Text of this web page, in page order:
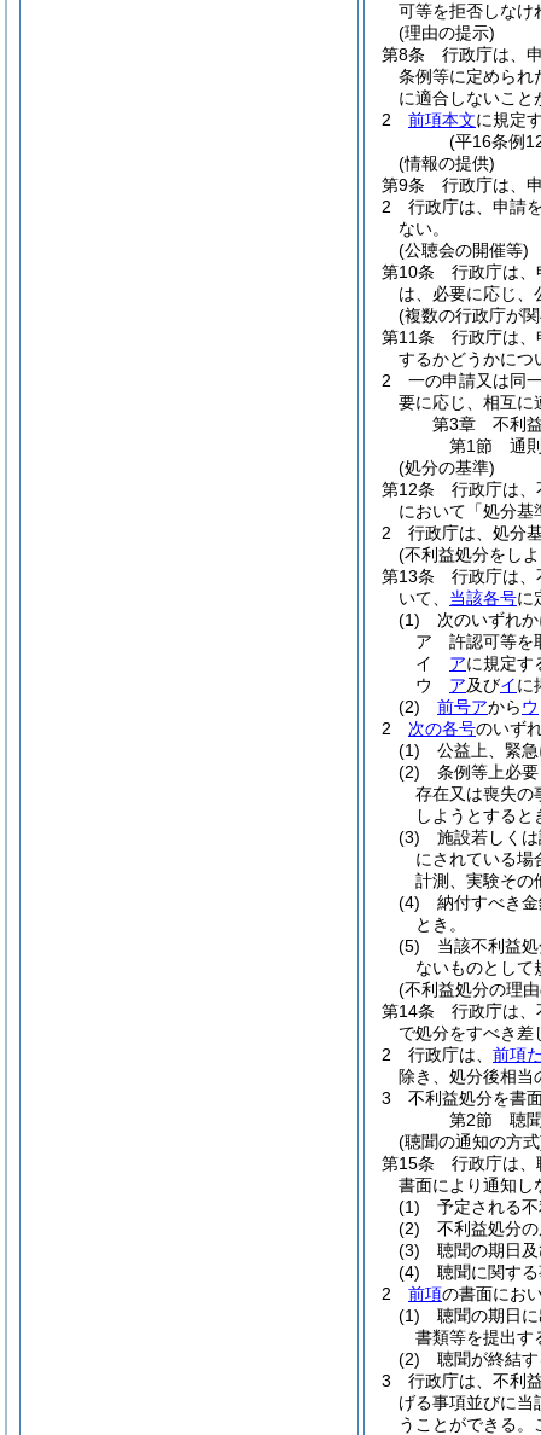
可等を拒否しなけ
(理由の提示)
第8条
行政庁は、
条例等に定められ
に適合しないこと
2
前項本文に規定
(平16条例
(情報の提供)
第9条
行政庁は、
2
行政庁は、申請
ない。
(公聴会の開催等)
第10条
行政庁は、
は、必要に応じ、
(複数の行政庁が
第11条
行政庁は、
するかどうかにつ
2
一の申請又は同
要に応じ、相互に
第3章
不利
第1節
通
(処分の基準)
第12条
行政庁は、
において「処分基
2
行政庁は、処分
(不利益処分をし
第13条
行政庁は、
いて、 当該各号に
(1)
次のいずれ
ア
許認可等を
イ
アに規定す
ウ
ア及びイに
(2)
前号アからウ
2
次の各号のいず
(1)
公益上、緊
(2)
条例等上必
存在又は喪失の
しようとすると
(3)
施設若しく
にされている場
計測、実験その
(4)
納付すべき
とき。
(5)
当該不利益
ないものとして
(不利益処分の理
第14条
行政庁は、
で処分をすべき差
2
行政庁は、 前項
除き、処分後相当
3
不利益処分を書
第2節
聴
(聴聞の通知の方
第15条
行政庁は、
書面により通知し
(1)
予定される
(2)
不利益処分
(3)
聴聞の期日
(4)
聴聞に関す
2
前項の書面にお
(1)
聴聞の期日
書類等を提出す
(2)
聴聞が終結
3
行政庁は、不利
げる事項並びに当
うことができる。